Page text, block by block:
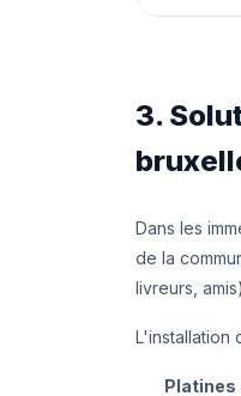
3.
Dans les
de la
livreurs,
L'installation
Platines